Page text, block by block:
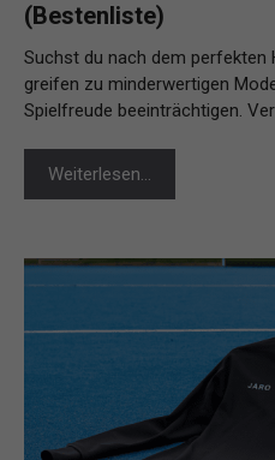
(Bestenliste)
Suchst du nach dem perfekten
greifen zu minderwertigen
Spielfreude beeinträchtigen.
Weiterlesen…